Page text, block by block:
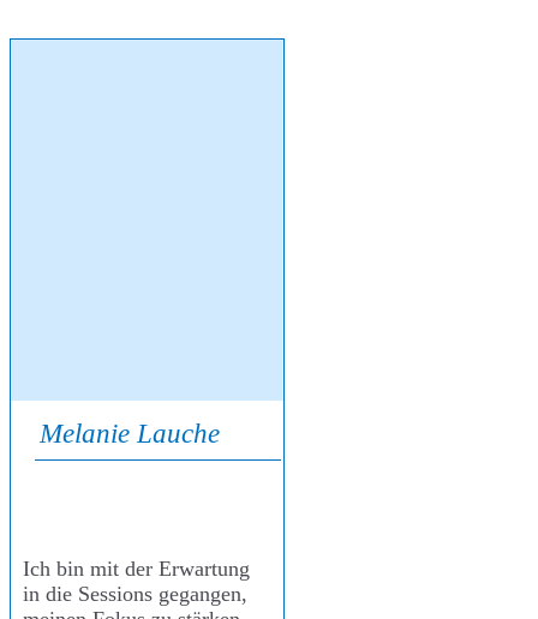
Melanie Lauche
Ich bin mit der Erwartung
in die Sessions gegangen,